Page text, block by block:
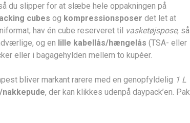
du slipper for at slæbe hele oppakningen på
cubes og kompressionsposer det let at
hav én cube reserveret til vasketøjspose, så
og en lille kabellås/hængelås (TSA- eller
eller i bagagehylden mellem to kupéer.
bliver markant rarere med en genopfyldelig 1 L
, der kan klikkes udenpå daypack’en. Pak